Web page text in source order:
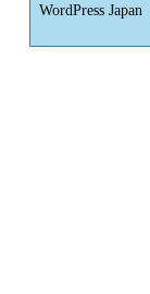
WordPress Japan